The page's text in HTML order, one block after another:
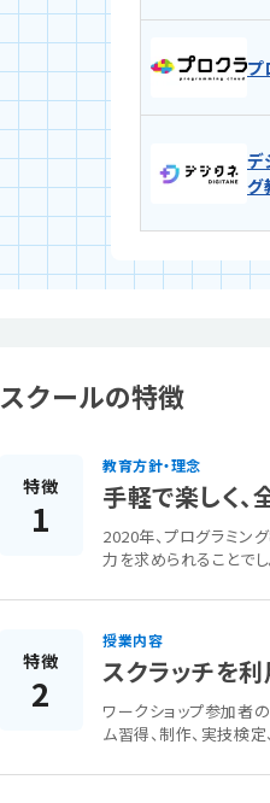
プ
デ
グ
スクールの特徴
特徴
1
教育方針・理念
手軽で楽しく
2020年、プログラミン
力を求められることで
特徴
2
授業内容
スクラッチを
ワークショップ参加者
ム習得、制作、実技検